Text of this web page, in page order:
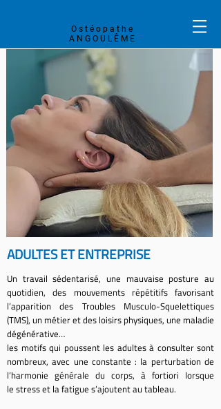
Ostéopathe
ANGOULÊME
ADULTES ET ENTREPRISE
Un travail sédentarisé, une mauvaise posture au
quotidien, des mouvements répétitifs favorisant
l’apparition des Troubles Musculo-Squelettiques
(TMS), un métier et des loisirs physiques, une maladie
dégénérative…
les motifs qui poussent les adultes à consulter sont
nombreux, avec une constante : la perturbation de
l’harmonie générale du corps, à fortiori lorsque
le stress et la fatigue s’ajoutent au tableau.